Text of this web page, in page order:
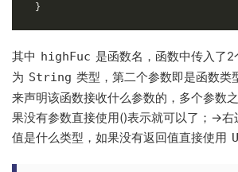
}
其中 highFuc 是函数名，函数中传入了
为 String 类型，第二个参数即是函数类
来声明该函数接收什么参数的，多个参数
果没有参数直接使用()表示就可以了；->右
值是什么类型，如果没有返回值直接使用